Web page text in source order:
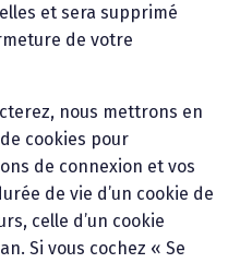
et sera supprimé
de votre
nous mettrons en
cookies pour
de connexion et vos
de vie d’un cookie de
celle d’un cookie
Si vous cochez « Se